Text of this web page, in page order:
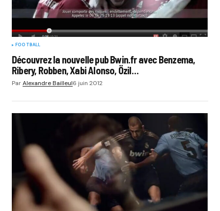
FOOTBALL
Découvrez la nouvelle pub Bwin.fr avec Benzema,
Ribery, Robben, Xabi Alonso, Özil…
ParAlexandre Bailleul6 juin 2012